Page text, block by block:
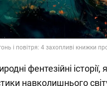
і повітря: 4 захопливі книжки
фентезійні
навколишнього